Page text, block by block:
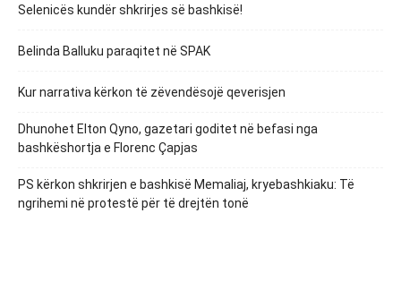
Selenicës kundër shkrirjes së bashkisë!
Belinda Balluku paraqitet në SPAK
Kur narrativa kërkon të zëvendësojë qeverisjen
Dhunohet Elton Qyno, gazetari goditet në befasi nga
bashkëshortja e Florenc Çapjas
PS kërkon shkrirjen e bashkisë Memaliaj, kryebashkiaku: Të
ngrihemi në protestë për të drejtën tonë